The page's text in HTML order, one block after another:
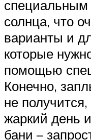
специальным
солнца, что
варианты и
которые
помощью
Конечно,
не
жаркий день
бани –